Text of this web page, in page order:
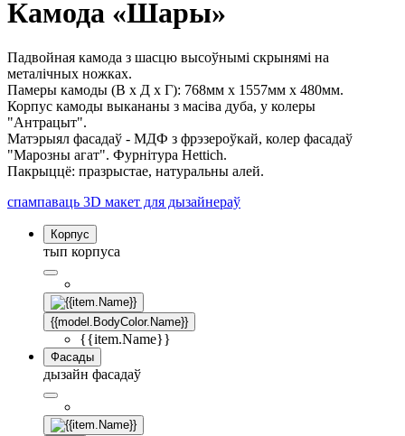
Камода «Шары»
Падвойная камода з шасцю высоўнымі скрынямі на
металічных ножках.
Памеры камоды (В x Д x Г): 768мм x 1557мм x 480мм.
Корпус камоды выкананы з масіва дуба, у колеры
"Антрацыт".
Матэрыял фасадаў - МДФ з фрэзероўкай, колер фасадаў
"Марозны агат". Фурнітура Hettich.
Пакрыццё: празрыстае, натуральны алей.
спампаваць 3D макет для дызайнераў
Корпус
тып корпуса
{{model.BodyColor.Name}}
{{item.Name}}
Фасады
дызайн фасадаў